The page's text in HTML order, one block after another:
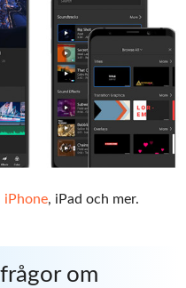
iPhone, iPad och mer.
om